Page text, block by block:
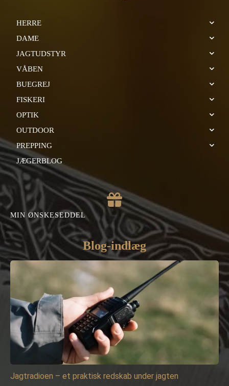
HERRE
DAME
JAGTUDSTYR
VÅBEN
BUEGREJ
FISKERI
OPTIK
OUTDOOR
PREPPING
JÆGERBLOG
MIN ØNSKESEDDEL
Blog-indlæg
Jagtradioen – et praktisk redskab under jagten